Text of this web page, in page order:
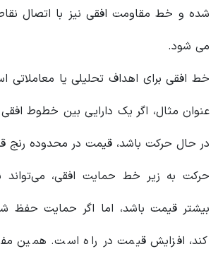
شده و خط مقاومت افقی نیز با اتصال
می شود.
خط افقی برای اهداف تحلیلی یا معاملاتی
عنوان مثال، اگر یک دارایی بین خطوط
در حال حرکت باشد، قیمت در محدوده رنج
حرکت به زیر خط حمایت افقی،
بیشتر قیمت باشد، اما اگر حمایت
کند، افزایش قیمت‌ در راه است. همین